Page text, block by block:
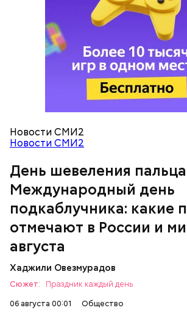
Новости СМИ2
Новости СМИ2
День шевеления
Международный день
подкаблучника: какие
отмечают в России и
августа
Хаджили Овезмурадов
Сюжет:
Праздник каждый день
06 августа 00:01
Общество
Международный день
Однако диетолог предупредила: не
может быть полезна. В первую
Вовсю идет и сезон черешни.
узнала у врача — эндокринолога-
Натальи Лазуренко,как правильно
пользой для здоровья.